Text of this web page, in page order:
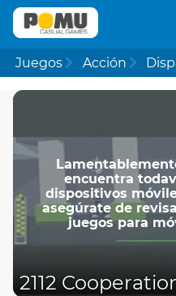
Juegos Acción
encuentra
dispositivos
asegúrate de
juegos para
2112